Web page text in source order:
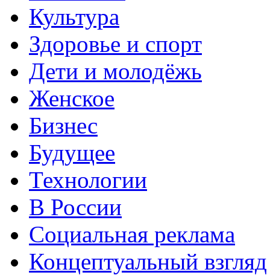
Культура
Здоровье и спорт
Дети и молодёжь
Женское
Бизнес
Будущее
Технологии
В России
Социальная реклама
Концептуальный взгляд